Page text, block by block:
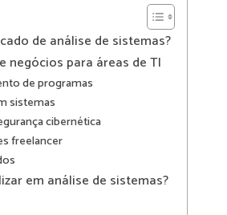
de análise de sistemas?
negócios para áreas de TI
de programas
sistemas
cibernética
freelancer
em análise de sistemas?